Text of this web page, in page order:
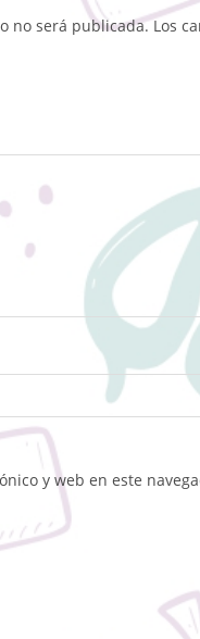
no será publicada. Los
y web en este